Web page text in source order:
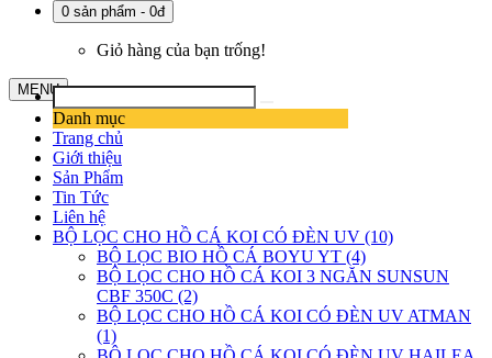
0 sản phẩm - 0đ
Giỏ hàng của bạn trống!
MENU
Danh mục
Trang chủ
Giới thiệu
Sản Phẩm
Tin Tức
Liên hệ
BỘ LỌC CHO HỒ CÁ KOI CÓ ĐÈN UV (10)
BỘ LỌC BIO HỒ CÁ BOYU YT (4)
BỘ LỌC CHO HỒ CÁ KOI 3 NGĂN SUNSUN
CBF 350C (2)
BỘ LỌC CHO HỒ CÁ KOI CÓ ĐÈN UV ATMAN
(1)